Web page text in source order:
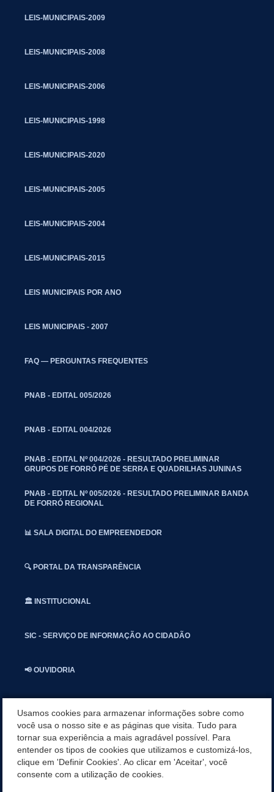
LEIS-MUNICIPAIS-2009
LEIS-MUNICIPAIS-2008
LEIS-MUNICIPAIS-2006
LEIS-MUNICIPAIS-1998
LEIS-MUNICIPAIS-2020
LEIS-MUNICIPAIS-2005
LEIS-MUNICIPAIS-2004
LEIS-MUNICIPAIS-2015
LEIS MUNICIPAIS POR ANO
LEIS MUNICIPAIS - 2007
FAQ — PERGUNTAS FREQUENTES
PNAB - EDITAL 005/2026
PNAB - EDITAL 004/2026
PNAB - EDITAL Nº 004/2026 - RESULTADO PRELIMINAR
GRUPOS DE FORRÓ PÉ DE SERRA E QUADRILHAS JUNINAS
PNAB - EDITAL Nº 005/2026 - RESULTADO PRELIMINAR BANDA
DE FORRÓ REGIONAL
📊 SALA DIGITAL DO EMPREENDEDOR
🔍 PORTAL DA TRANSPARÊNCIA
🏛️ INSTITUCIONAL
SIC - SERVIÇO DE INFORMAÇÃO AO CIDADÃO
📢 OUVIDORIA
📱🩺 SAUDE CONECTADA
🎭 UMBUZEIRO NOTÍCIAS
Usamos cookies para armazenar informações sobre como
você usa o nosso site e as páginas que visita. Tudo para
tornar sua experiência a mais agradável possível. Para
entender os tipos de cookies que utilizamos e customizá-los,
clique em 'Definir Cookies'. Ao clicar em 'Aceitar', você
consente com a utilização de cookies.